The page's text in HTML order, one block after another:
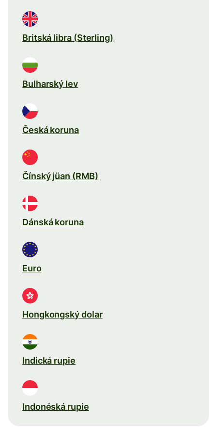
Britská libra (Sterling)
Bulharský lev
Česká koruna
Čínský jüan (RMB)
Dánská koruna
Euro
Hongkongský dolar
Indická rupie
Indonéská rupie